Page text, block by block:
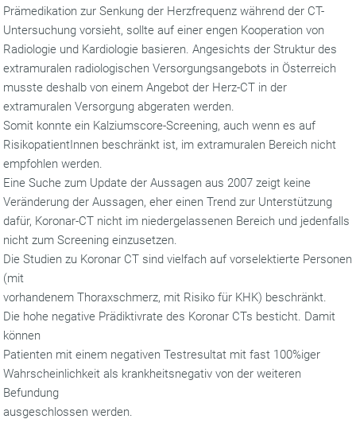
Prämedikation zur Senkung der Herzfrequenz während der CT-
Untersuchung vorsieht, sollte auf einer engen Kooperation von
Radiologie und Kardiologie basieren. Angesichts der Struktur des
extramuralen radiologischen Versorgungsangebots in Österreich
musste deshalb von einem Angebot der Herz-CT in der
extramuralen Versorgung abgeraten werden.
Somit konnte ein Kalziumscore-Screening, auch wenn es auf
RisikopatientInnen beschränkt ist, im extramuralen Bereich nicht
empfohlen werden.
Eine Suche zum Update der Aussagen aus 2007 zeigt keine
Veränderung der Aussagen, eher einen Trend zur Unterstützung
dafür, Koronar-CT nicht im niedergelassenen Bereich und jedenfalls
nicht zum Screening einzusetzen.
Die Studien zu Koronar CT sind vielfach auf vorselektierte Personen
(mit
vorhandenem Thoraxschmerz, mit Risiko für KHK) beschränkt.
Die hohe negative Prädiktivrate des Koronar CTs besticht. Damit
können
Patienten mit einem negativen Testresultat mit fast 100%iger
Wahrscheinlichkeit als krankheitsnegativ von der weiteren
Befundung
ausgeschlossen werden.